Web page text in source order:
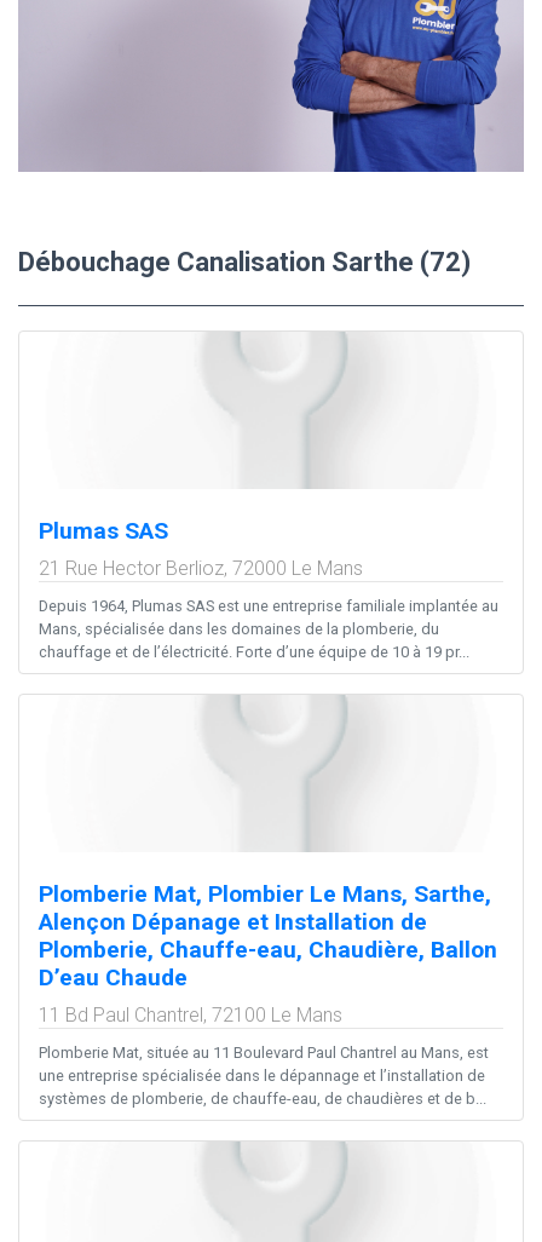
Débouchage Canalisation Sarthe (72)
Plumas SAS
21 Rue Hector Berlioz, 72000 Le Mans
Depuis 1964, Plumas SAS est une entreprise familiale implantée au
Mans, spécialisée dans les domaines de la plomberie, du
chauffage et de l’électricité. Forte d’une équipe de 10 à 19 pr...
Plomberie Mat, Plombier Le Mans, Sarthe,
Alençon Dépanage et Installation de
Plomberie, Chauffe-eau, Chaudière, Ballon
D’eau Chaude
11 Bd Paul Chantrel, 72100 Le Mans
Plomberie Mat, située au 11 Boulevard Paul Chantrel au Mans, est
une entreprise spécialisée dans le dépannage et l’installation de
systèmes de plomberie, de chauffe-eau, de chaudières et de b...